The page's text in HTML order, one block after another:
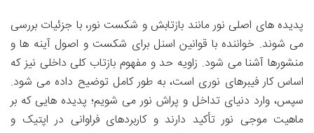
پدیده های اصلی نور مانند بازتابش و شکست نور، با جزئیات بررسی
می شوند. خواننده با قوانین اسنل برای شکست و اصول آینه ها و
منشورها آشنا می شود. زاویه حد و مفهوم بازتاب کلی داخلی نیز که
اساس کار فیبرهای نوری است، به طور کامل توضیح داده می شود.
سپس، وارد دنیای تداخل و پراش نور می شویم؛ پدیده هایی که بر
ماهیت موجی نور تأکید دارند و کاربردهای فراوانی در اپتیک و